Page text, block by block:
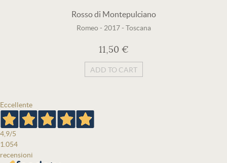
Rosso di Montepulciano
Romeo - 2017- Toscana
11,50 €
ADD TO CART
Eccellente
4,9/5
1.054
recensioni